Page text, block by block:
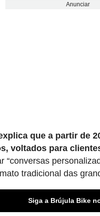
Anunciar
que a partir de
voltados para
“conversas
tradicional das
Siga a Brújula Bike